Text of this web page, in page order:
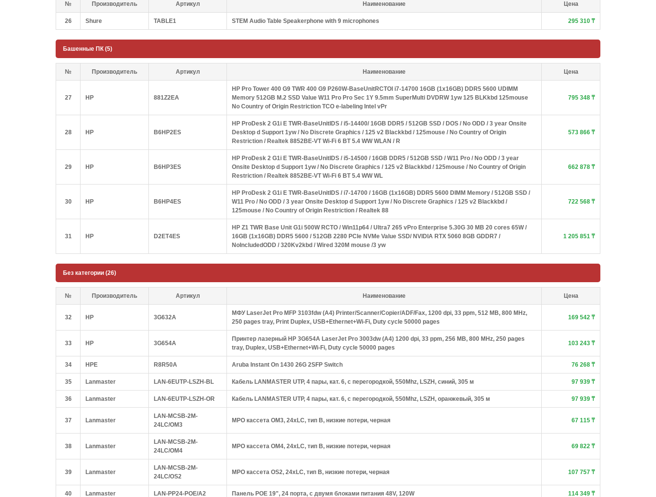
№ Производитель Артикул Наименование Цена
26 Shure TABLE1 STEM Audio Table Speakerphone with 9 microphones 295 310 ₸
Башенные ПК (5)
№ Производитель Артикул Наименование Цена
27 HP 881Z2EA
HP Pro Tower 400 G9 TWR 400 G9 P260W-BaseUnitRCTOI i7-14700 16GB (1x16GB) DDR5 5600 UDIMM
Memory 512GB M.2 SSD Value W11 Pro Pro Sec 1Y 9.5mm SuperMulti DVDRW 1yw 125 BLKkbd 125mouse
No Country of Origin Restriction TCO e-labeling Intel vPr
795 348 ₸
28 HP B6HP2ES
HP ProDesk 2 G1i E TWR-BaseUnitIDS / i5-14400/ 16GB DDR5 / 512GB SSD / DOS / No ODD / 3 year Onsite
Desktop d Support 1yw / No Discrete Graphics / 125 v2 Blackkbd / 125mouse / No Country of Origin
Restriction / Realtek 8852BE-VT Wi-Fi 6 BT 5.4 WW WLAN / R
573 866 ₸
29 HP B6HP3ES
HP ProDesk 2 G1i E TWR-BaseUnitIDS / i5-14500 / 16GB DDR5 / 512GB SSD / W11 Pro / No ODD / 3 year
Onsite Desktop d Support 1yw / No Discrete Graphics / 125 v2 Blackkbd / 125mouse / No Country of Origin
Restriction / Realtek 8852BE-VT Wi-Fi 6 BT 5.4 WW WL
662 878 ₸
30 HP B6HP4ES
HP ProDesk 2 G1i E TWR-BaseUnitIDS / i7-14700 / 16GB (1x16GB) DDR5 5600 DIMM Memory / 512GB SSD /
W11 Pro / No ODD / 3 year Onsite Desktop d Support 1yw / No Discrete Graphics / 125 v2 Blackkbd /
125mouse / No Country of Origin Restriction / Realtek 88
722 568 ₸
31 HP D2ET4ES
HP Z1 TWR Base Unit G1i 500W RCTO / Win11p64 / Ultra7 265 vPro Enterprise 5.30G 30 MB 20 cores 65W /
16GB (1x16GB) DDR5 5600 / 512GB 2280 PCIe NVMe Value SSD/ NVIDIA RTX 5060 8GB GDDR7 /
NoIncludedODD / 320Kv2kbd / Wired 320M mouse /3 yw
1 205 851 ₸
Без категории (26)
№ Производитель Артикул Наименование Цена
32 HP 3G632A
МФУ LaserJet Pro MFP 3103fdw (A4) Printer/Scanner/Copier/ADF/Fax, 1200 dpi, 33 ppm, 512 MB, 800 MHz,
250 pages tray, Print Duplex, USB+Ethernet+Wi-Fi, Duty cycle 50000 pages
169 542 ₸
33 HP 3G654A
Принтер лазерный HP 3G654A LaserJet Pro 3003dw (A4) 1200 dpi, 33 ppm, 256 MB, 800 MHz, 250 pages
tray, Duplex, USB+Ethernet+Wi-Fi, Duty cycle 50000 pages
103 243 ₸
34 HPE R8R50A Aruba Instant On 1430 26G 2SFP Switch 76 268 ₸
35 Lanmaster LAN-6EUTP-LSZH-BL Кабель LANMASTER UTP, 4 пары, кат. 6, с перегородкой, 550Mhz, LSZH, синий, 305 м 97 939 ₸
36 Lanmaster LAN-6EUTP-LSZH-OR Кабель LANMASTER UTP, 4 пары, кат. 6, с перегородкой, 550Mhz, LSZH, оранжевый, 305 м 97 939 ₸
37 Lanmaster
LAN-MCSB-2M-
24LC/OM3
MPO кассета OM3, 24xLC, тип B, низкие потери, черная 67 115 ₸
38 Lanmaster
LAN-MCSB-2M-
24LC/OM4
MPO кассета OM4, 24xLC, тип B, низкие потери, черная 69 822 ₸
39 Lanmaster
LAN-MCSB-2M-
24LC/OS2
MPO кассета OS2, 24xLC, тип B, низкие потери, черная 107 757 ₸
40 Lanmaster LAN-PP24-POE/A2 Панель POE 19", 24 порта, с двумя блоками питания 48V, 120W 114 349 ₸